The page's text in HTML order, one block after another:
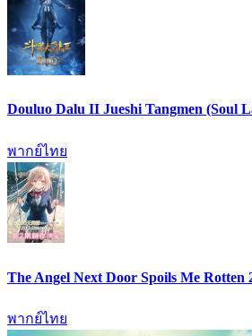
Douluo Dalu II Jueshi Tangmen
พากย์ไทย
The Angel Next Door Spoils Me
พากย์ไทย